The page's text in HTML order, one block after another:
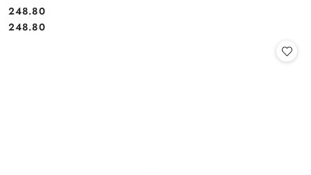
Cena:
248.80
Cena:
248.80